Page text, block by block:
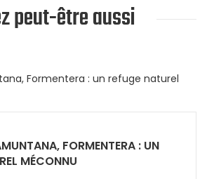
peut-être aussi
FORMENTERA : UN
MÉCONNU